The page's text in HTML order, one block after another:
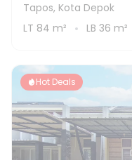
Tapos, Kota Depok
LT 84 m² LB 36 m²
Hot Deals